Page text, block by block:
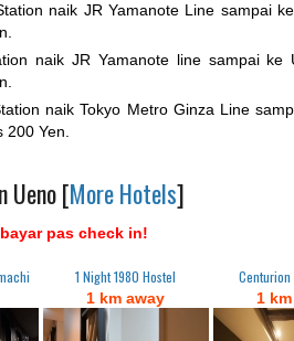
naik JR Yamanote Line sampai
naik JR Yamanote line sampai
naik Tokyo Metro Ginza Line
Yen.
Ueno [More Hotels]
pas check in!
1 Night 1980 Hostel
1 km away
Centurion
1